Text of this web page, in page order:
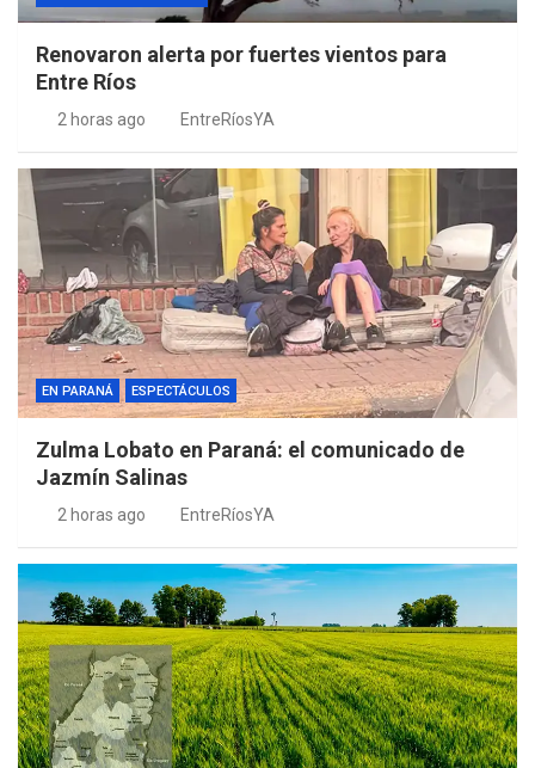
Renovaron alerta por fuertes vientos para
Entre Ríos
2 horas ago EntreRíosYA
EN PARANÁ ESPECTÁCULOS
Zulma Lobato en Paraná: el comunicado de
Jazmín Salinas
2 horas ago EntreRíosYA